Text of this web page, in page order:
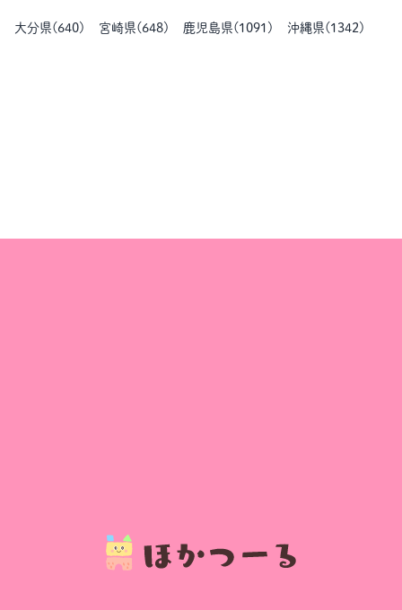
大分県( 640) 宮崎県( 648) 鹿児島県( 1091 ) 沖縄県( 1342 )